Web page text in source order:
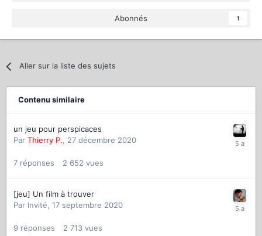
Abonnés 1
Aller sur la liste des sujets
Contenu similaire
un jeu pour perspicaces
Par Thierry P., 27 décembre 2020
7 réponses 2 652 vues
[jeu] Un film à trouver
Par Invité, 17 septembre 2020
9 réponses 2 713 vues